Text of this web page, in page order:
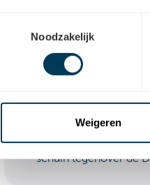
Noodzakelijk
Weigeren
van De Haan. U kunt
u met een
het betalend. In de
Openbaar
U vindt ons vlak aan
schuin tegenover de